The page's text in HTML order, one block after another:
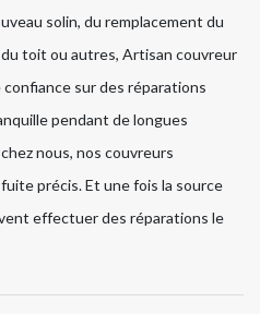
solin, du remplacement du
toit ou autres, Artisan couvreur
sur des réparations
pendant de longues
nous, nos couvreurs
précis. Et une fois la source
effectuer des réparations le